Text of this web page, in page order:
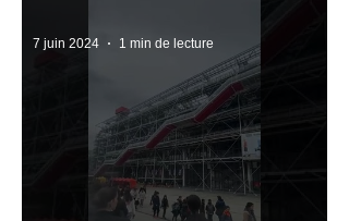
7 juin 2024 1 min de lecture